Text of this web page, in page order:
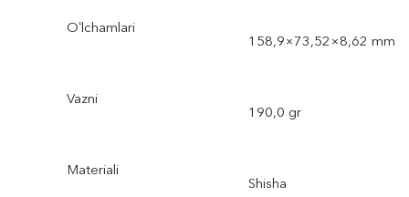
Oʻlchamlari
158,9×73,52×8,62 mm
Vazni
190,0 gr
Materiali
Shisha